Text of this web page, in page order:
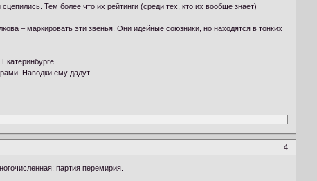
Тем более что их рейтинги (среди тех, кто их вообще знает)
– маркировать эти звенья. Они идейные союзники, но находятся в тонких
Наводки ему дадут.
4
партия перемирия.